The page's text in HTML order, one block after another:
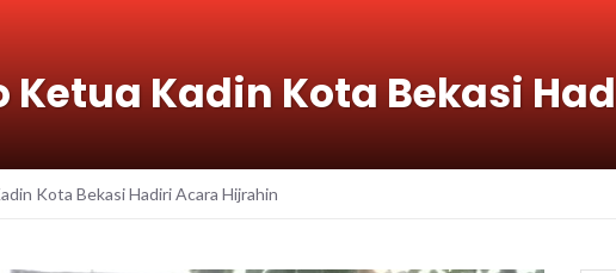
Ketua Kadin Kota Bekasi
Kota Bekasi Hadiri Acara Hijrahin